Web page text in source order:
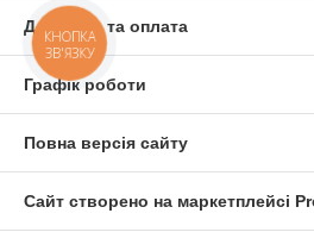
Доставка та оплата
Графік роботи
Повна версія сайту
Сайт створено на маркетплейсі
КНОПКА
ЗВ'ЯЗКУ